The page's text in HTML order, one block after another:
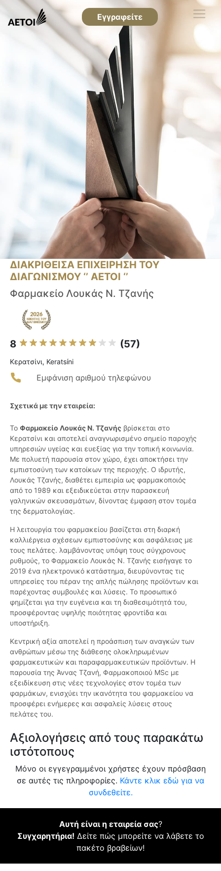
Εγγραφείτε
ΔΙΑΚΡΙΘΕΙΣΑ ΕΠΙΧΕΙΡΗΣΗ ΤΟΥ
ΔΙΑΓΩΝΙΣΜΟΥ ‘’ ΑΕΤΟΙ ‘’
Φαρμακείο Λουκάς Ν. Τζανής
8 (57)
Κερατσίνι, Keratsíni
Εμφάνιση αριθμού τηλεφώνου
Σχετικά με την εταιρεία:
Το Φαρμακείο Λουκάς Ν. Τζανής βρίσκεται στο
Κερατσίνι και αποτελεί αναγνωρισμένο σημείο παροχής
υπηρεσιών υγείας και ευεξίας για την τοπική κοινωνία.
Με πολυετή παρουσία στον χώρο, έχει αποκτήσει την
εμπιστοσύνη των κατοίκων της περιοχής. Ο ιδρυτής,
Λουκάς Τζανής, διαθέτει εμπειρία ως φαρμακοποιός
από το 1989 και εξειδικεύεται στην παρασκευή
γαληνικών σκευασμάτων, δίνοντας έμφαση στον τομέα
της δερματολογίας.
Η λειτουργία του φαρμακείου βασίζεται στη διαρκή
καλλιέργεια σχέσεων εμπιστοσύνης και ασφάλειας με
τους πελάτες. λαμβάνοντας υπόψη τους σύγχρονους
ρυθμούς, το Φαρμακείο Λουκάς Ν. Τζανής εισήγαγε το
2019 ένα ηλεκτρονικό κατάστημα, διευρύνοντας τις
υπηρεσίες του πέραν της απλής πώλησης προϊόντων και
παρέχοντας συμβουλές και λύσεις. Το προσωπικό
φημίζεται για την ευγένεια και τη διαθεσιμότητά του,
προσφέροντας υψηλής ποιότητας φροντίδα και
υποστήριξη.
Κεντρική αξία αποτελεί η προάσπιση των αναγκών των
ανθρώπων μέσω της διάθεσης ολοκληρωμένων
φαρμακευτικών και παραφαρμακευτικών προϊόντων. Η
παρουσία της Άννας Τζανή, Φαρμακοποιού MSc με
εξειδίκευση στις νέες τεχνολογίες στον τομέα των
φαρμάκων, ενισχύει την ικανότητα του φαρμακείου να
προσφέρει ενήμερες και ασφαλείς λύσεις στους
πελάτες του.
Αξιολογήσεις από τους παρακάτω
ιστότοπους
Μόνο οι εγγεγραμμένοι χρήστες έχουν πρόσβαση
σε αυτές τις πληροφορίες. Κάντε κλικ εδώ για να
συνδεθείτε.
Αυτή είναι η εταιρεία σας?
Συγχαρητήρια! Δείτε πώς μπορείτε να λάβετε το
πακέτο βραβείων!